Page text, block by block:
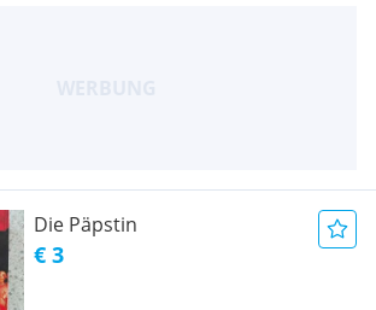
Die Päpstin
€ 3